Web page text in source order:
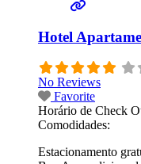
Hotel
No Reviews
Favorite
Horário de Check
Comodidades:
Estacionamento